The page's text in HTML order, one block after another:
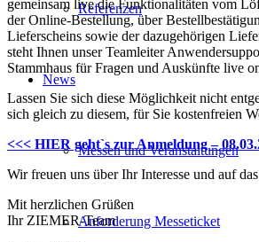
Referenzen
News
Messen und Veranstaltungen
Anforderung Messeticket
gemeinsam live die Funktionalitäten vom
der Online-Bestellung, über
Lieferscheins sowie der dazugehörigen
steht Ihnen unser Teamleiter
Stammhaus für Fragen und Auskünfte live
Lassen Sie sich diese Möglichkeit nicht
sich gleich zu diesem, für Sie kostenfreien
<<< HIER geht`s zur Anmeldung –
Wir freuen uns über Ihr Interesse und auf
Mit herzlichen Grüßen
Ihr ZIEMER-Team